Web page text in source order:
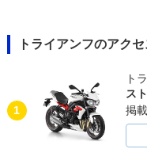
トライアンフのアク
1
ト
ス
掲